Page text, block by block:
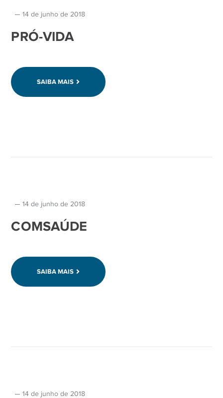
14 de junho de 2018
PRÓ-VIDA
SAIBA MAIS
14 de junho de 2018
COMSAÚDE
SAIBA MAIS
14 de junho de 2018